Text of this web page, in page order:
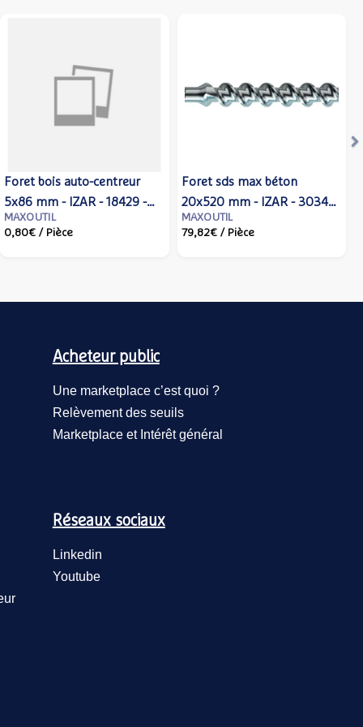
Foret bois auto-centreur
5x86 mm - IZAR - 18429 -
Izar cutting tools
MAXOUTIL
0,80€ / Pièce
Foret sds max béton
20x520 mm - IZAR - 30344
- Maxoutil
MAXOUTIL
79,82€ / Pièce
Acheteur public
Une marketplace c’est quoi ?
Relèvement des seuils
Marketplace et Intérêt général
Réseaux sociaux
Linkedin
Youtube